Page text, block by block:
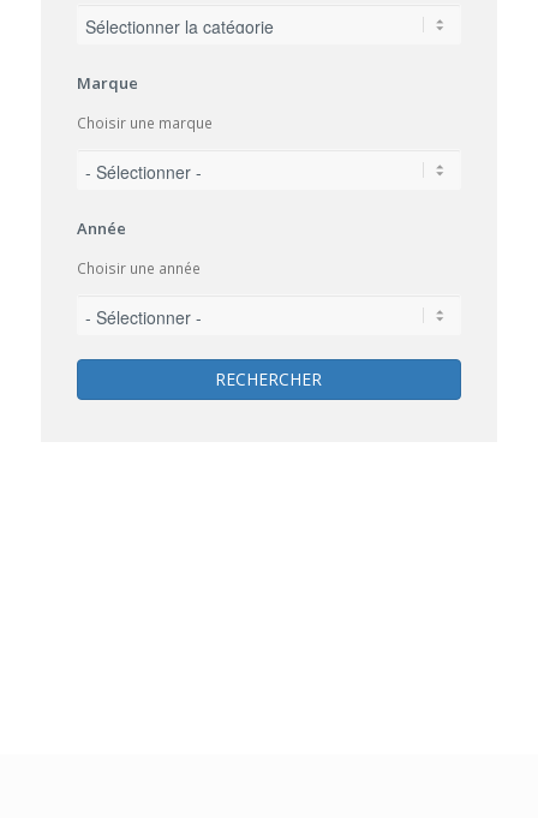
Marque
Choisir une marque
Année
Choisir une année
RECHERCHER